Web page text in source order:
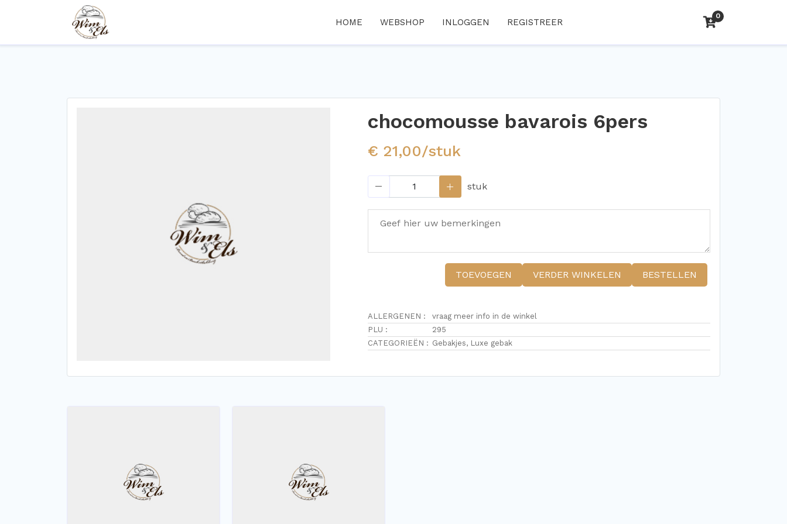
HOME WEBSHOP INLOGGEN REGISTREER
0
chocomousse bavarois 6pers
€ 21,00/stuk
stuk
TOEVOEGEN VERDER WINKELEN BESTELLEN
ALLERGENEN :
vraag meer info in de winkel
PLU :
295
CATEGORIEËN : Gebakjes, Luxe gebak